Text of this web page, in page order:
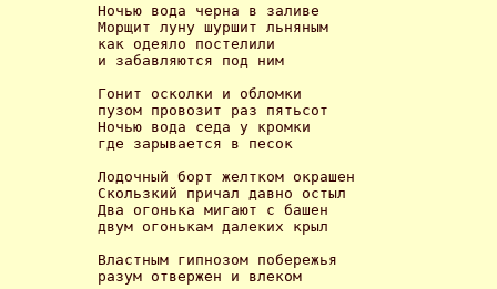
Ночью вода черна в заливе
Морщит луну шуршит льняным
как одеяло постелили
и забавляются под ним
Гонит осколки и обломки
пузом провозит раз пятьсот
Ночью вода седа у кромки
где зарывается в песок
Лодочный борт желтком окрашен
Скользкий причал давно остыл
Два огонька мигают с башен
двум огонькам далеких крыл
Властным гипнозом побережья
разум отвержен и влеком